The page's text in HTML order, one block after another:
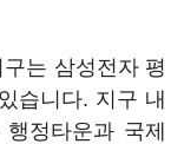
는 삼성전자 평
습니다. 지구 내
정타운과 국제